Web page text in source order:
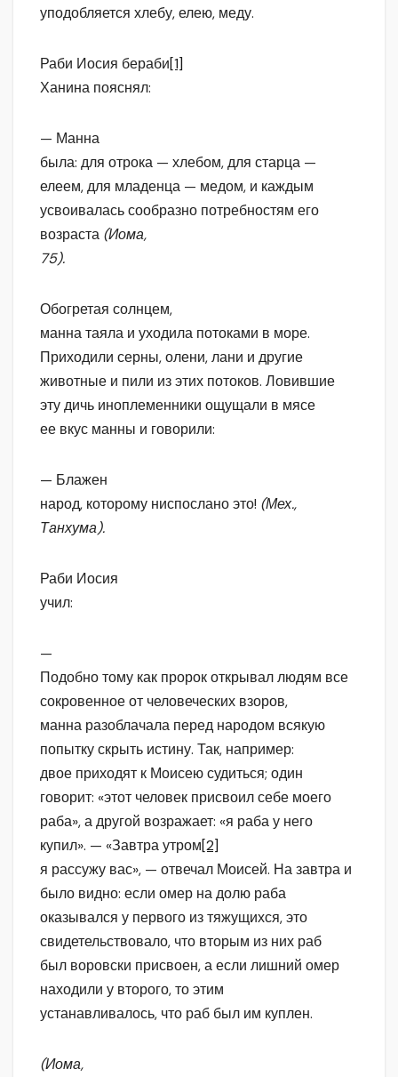
уподобляется хлебу, елею, меду.
Раби Иосия бераби[1]
Ханина пояснял:
— Манна
была: для отрока — хлебом, для старца —
елеем, для младенца — медом, и каждым
усвоивалась сообразно потребностям его
возраста (Иома,
75).
Обогретая солнцем,
манна таяла и уходила потоками в море.
Приходили серны, олени, лани и другие
животные и пили из этих потоков. Ловившие
эту дичь иноплеменники ощущали в мясе
ее вкус манны и говорили:
— Блажен
народ, которому ниспослано это! (Мех.,
Танхума).
Раби Иосия
учил:
—
Подобно тому как пророк открывал людям все
сокровенное от человеческих взоров,
манна разоблачала перед народом всякую
попытку скрыть истину. Так, например:
двое приходят к Моисею судиться; один
говорит: «этот человек присвоил себе моего
раба», а другой возражает: «я раба у него
купил». — «Завтра утром[2]
я рассужу вас», — отвечал Моисей. На завтра и
было видно: если омер на долю раба
оказывался у первого из тяжущихся, это
свидетельствовало, что вторым из них раб
был воровски присвоен, а если лишний омер
находили у второго, то этим
устанавливалось, что раб был им куплен.
(Иома,